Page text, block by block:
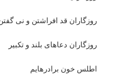
روزگاران قد افراشتن و نی
روزگاران دعاهای بلند و تکبیر
اطلس خون برادرهایم